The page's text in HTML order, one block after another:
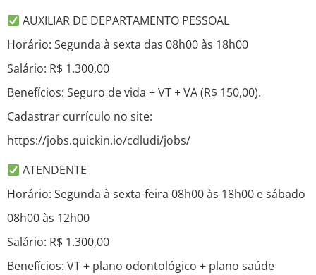
AUXILIAR DE DEPARTAMENTO PESSOAL
Horário: Segunda à sexta das 08h00 às 18h00
Salário: R$ 1.300,00
Benefícios: Seguro de vida + VT + VA (R$ 150,00).
Cadastrar currículo no site:
https://jobs.quickin.io/cdludi/jobs/
ATENDENTE
Horário: Segunda à sexta-feira 08h00 às 18h00 e sábado
08h00 às 12h00
Salário: R$ 1.300,00
Benefícios: VT + plano odontológico + plano saúde